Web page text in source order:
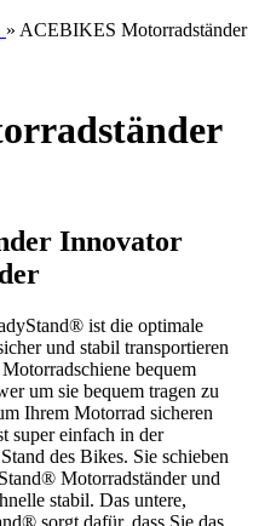
» ACEBIKES Motorradständer
Innovator
ist die optimale
und stabil transportieren
bequem
um sie bequem tragen zu
Ihrem Motorrad sicheren
super einfach in der
des Bikes. Sie schieben
Motorradständer und
stabil. Das untere,
sorgt dafür, dass Sie das